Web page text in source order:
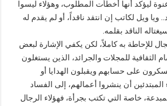
ليؤكد أنها أخطأت المطلوب، وهؤلاء ليسوا
ويا ويل لكاتب إن انتقد ناقداً، أو لم يقدم له
الناقد بقلمه.
للإحاطة به كاملاً، لكن يكفي الإشارة لبعض
الثقافية للمجلات والجرائد، الذين يستغلون
على حسابهم ويقبلون الهدايا أو
أن ينشروا أعمالهم، إلى الفساد
خاصة التي تكتب بجرأة، فهؤلاء الرجال